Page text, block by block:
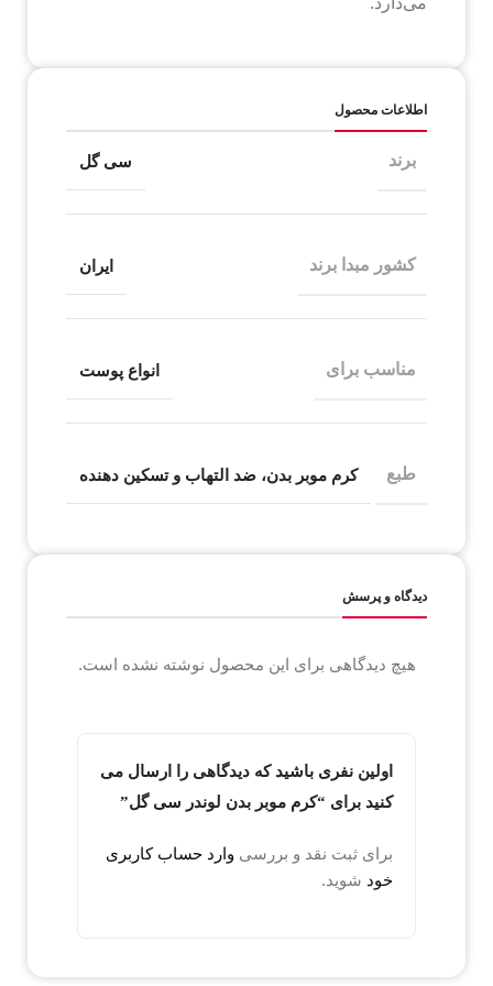
اطلاعات محصول
برند سی گل
کشور مبدا برند ایران
مناسب برای انواع پوست
طبع کرم موبر بدن، ضد التهاب و تسکین دهنده
دیدگاه و پرسش
هیچ دیدگاهی برای این محصول نوشته نشده است.
اولین نفری باشید که دیدگاهی را ارسال می
کنید برای “کرم موبر بدن لوندر سی گل”
برای ثبت نقد و بررسی وارد حساب کاربری
خود شوید.